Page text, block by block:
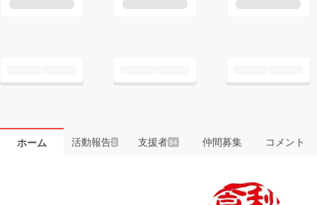
ホーム 活動報告2 支援者94 仲間募集 コメント